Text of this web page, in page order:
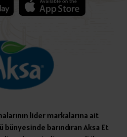
lider markalarına ait
bünyesinde barındıran Aksa Et